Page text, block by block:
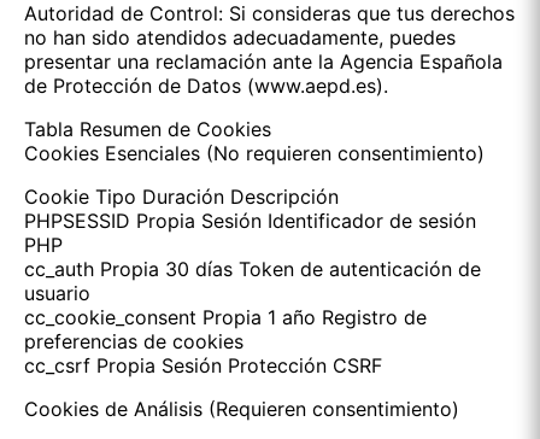
Autoridad de Control: Si consideras que tus derechos
no han sido atendidos adecuadamente, puedes
presentar una reclamación ante la Agencia Española
de Protección de Datos (www.aepd.es).
Tabla Resumen de Cookies
Cookies Esenciales (No requieren consentimiento)
Cookie Tipo Duración Descripción
PHPSESSID Propia Sesión Identificador de sesión
PHP
cc_auth Propia 30 días Token de autenticación de
usuario
cc_cookie_consent Propia 1 año Registro de
preferencias de cookies
cc_csrf Propia Sesión Protección CSRF
Cookies de Análisis (Requieren consentimiento)